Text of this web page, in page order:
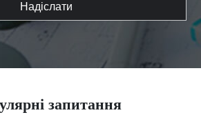
Надіслати
запитання